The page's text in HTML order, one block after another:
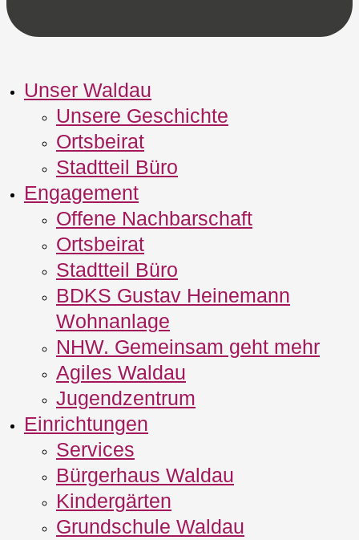
Unser Waldau
Unsere Geschichte
Ortsbeirat
Stadtteil Büro
Engagement
Offene Nachbarschaft
Ortsbeirat
Stadtteil Büro
BDKS Gustav Heinemann
Wohnanlage
NHW. Gemeinsam geht mehr
Agiles Waldau
Jugendzentrum
Einrichtungen
Services
Bürgerhaus Waldau
Kindergärten
Grundschule Waldau